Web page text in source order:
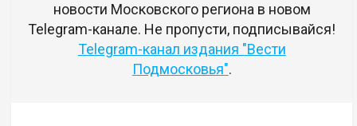
новости Московского региона в новом
Telegram-канале. Не пропусти, подписывайся!
Telegram-канал издания "Вести
Подмосковья".